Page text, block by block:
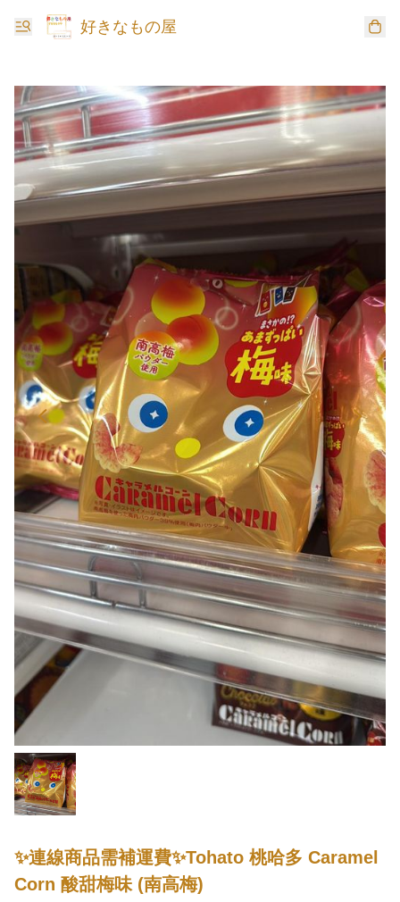
好きなもの屋
✨連線商品需補運費✨Tohato 桃哈多 Caramel
Corn 酸甜梅味 (南高梅)